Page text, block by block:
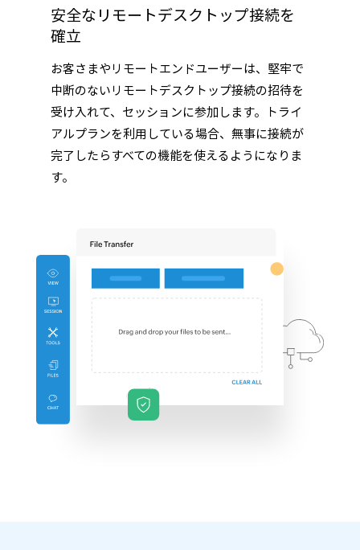
安全なリモートデスクトップ接続を
確立
お客さまやリモートエンドユーザーは、堅牢で
中断のないリモートデスクトップ接続の招待を
受け入れて、セッションに参加します。トライ
アルプランを利用している場合、無事に接続が
完了したらすべての機能を使えるようになりま
す。